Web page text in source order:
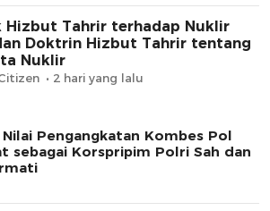
Hizbut Tahrir terhadap Nuklir
Doktrin Hizbut Tahrir tentang
Nuklir
2 hari yang lalu
Pengangkatan Kombes Pol
sebagai Korspripim Polri Sah dan